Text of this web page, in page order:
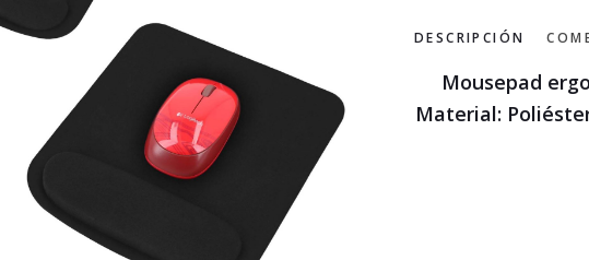
DESCRIPCIÓN
Mousepad
Material: